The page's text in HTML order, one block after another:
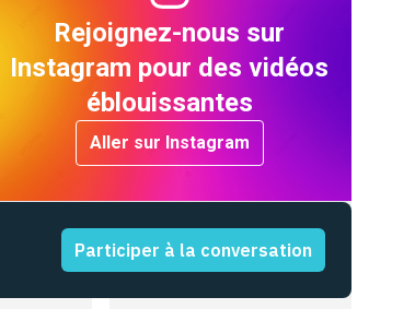
Rejoignez-nous sur
Instagram pour des vidéos
éblouissantes
Aller sur Instagram
Participer à la conversation